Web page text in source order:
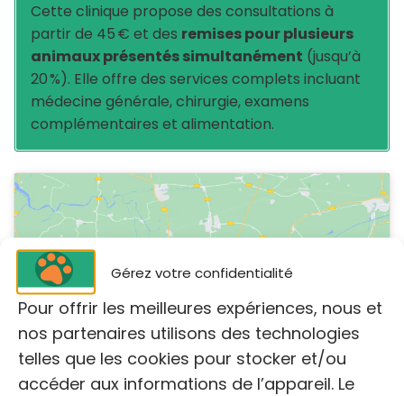
Gérez votre confidentialité
Pour offrir les meilleures expériences, nous et
nos partenaires utilisons des technologies
telles que les cookies pour stocker et/ou
accéder aux informations de l’appareil. Le
Cette clinique propose des consultations à
partir de 45 € et des remises pour plusieurs
animaux présentés simultanément (jusqu’à
20 %). Elle offre des services complets incluant
médecine générale, chirurgie, examens
complémentaires et alimentation.
Cliquez pour accepter les cookies
marketing et activer ce contenu